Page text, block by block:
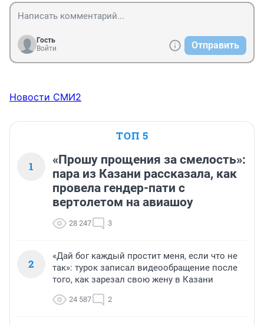
Гость
Войти
Отправить
Новости СМИ2
ТОП 5
1
«Прошу прощения за смелость»:
пара из Казани рассказала, как
провела гендер-пати с
вертолетом на авиашоу
28 247 3
2
«Дай бог каждый простит меня, если что не
так»: турок записал видеообращение после
того, как зарезал свою жену в Казани
24 587 2